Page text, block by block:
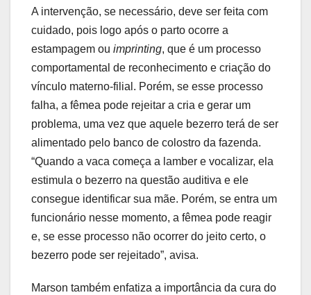
A intervenção, se necessário, deve ser feita com
cuidado, pois logo após o parto ocorre a
estampagem ou imprinting, que é um processo
comportamental de reconhecimento e criação do
vínculo materno-filial. Porém, se esse processo
falha, a fêmea pode rejeitar a cria e gerar um
problema, uma vez que aquele bezerro terá de ser
alimentado pelo banco de colostro da fazenda.
“Quando a vaca começa a lamber e vocalizar, ela
estimula o bezerro na questão auditiva e ele
consegue identificar sua mãe. Porém, se entra um
funcionário nesse momento, a fêmea pode reagir
e, se esse processo não ocorrer do jeito certo, o
bezerro pode ser rejeitado”, avisa.
Marson também enfatiza a importância da cura do